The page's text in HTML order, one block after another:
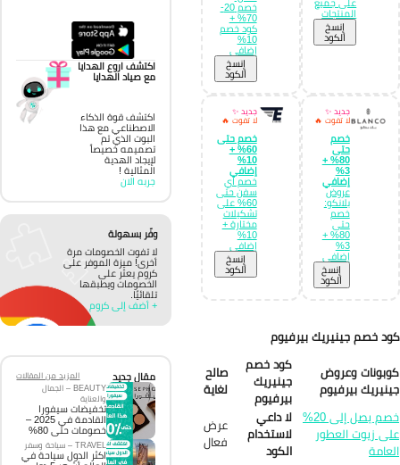
المنتجات
إِنسخ
الكود
خصم 20-
70% +
كود خصم
10%
إضافي
إِنسخ
الكود
جديد ✨
لا تفوت 🔥
خصم
حتى
80% +
3%
إضافي
عروض
بلانكو:
خصم
حتى
80% +
3%
إضافي
إِنسخ
الكود
جديد ✨
لا تفوت 🔥
خصم حتى
60% +
10%
إضافي
خصم اي
سفن حتى
60% على
تشكيلات
مختارة +
10%
إضافي
إِنسخ
الكود
خصم جينيريك بيرفيوم
وعروض
بيرفيوم
كود خصم
جينيريك
بيرفيوم
صالح
لغاية
خصم يصل إلى 20%
زيوت العطور
لا داعي
لاستخدام
الكود
عرض
فعال
اكتشف اروع الهدايا
مع صياد الهدايا
اكتشف قوة الذكاء
الاصطناعي مع هذا
البوت الذي تم
تصميمه خصيصاً
لإيجاد الهدية
المثالية !
جربه الان
وفّر بسهولة
لا تفوت الخصومات مرة
أخرى! ميزة الموفر على
كروم يعثر على
الخصومات ويطبقها
تلقائيًا.
+ أضف إلى كروم
مقال جديد
المزيد من المقالات
BEAUTY – الجمال
والعناية
تخفيضات سيفورا
القادمة في 2025 –
خصومات حتى 80%
TRAVEL – سياحة وسفر
اكثر الدول سياحة في